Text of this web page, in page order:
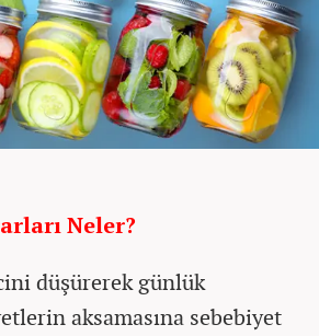
Neler?
düşürerek günlük
aksamasına sebebiyet